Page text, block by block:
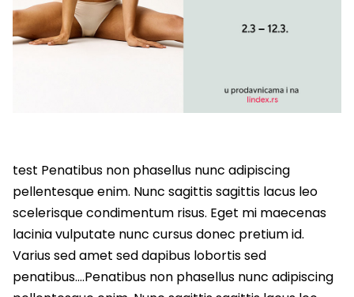
test Penatibus non phasellus nunc adipiscing
pellentesque enim. Nunc sagittis sagittis lacus leo
scelerisque condimentum risus. Eget mi maecenas
lacinia vulputate nunc cursus donec pretium id.
Varius sed amet sed dapibus lobortis sed
penatibus….Penatibus non phasellus nunc adipiscing